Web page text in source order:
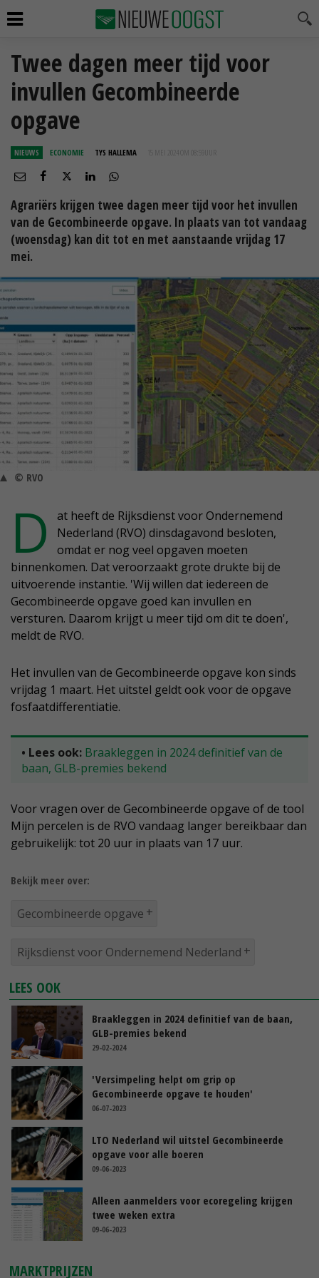
Twee dagen meer tijd voor
invullen Gecombineerde
opgave
NIEUWS ECONOMIE TYS HALLEMA 15 MEI 2024 OM 08:59
Agrariërs krijgen twee dagen meer tijd voor het invullen
van de Gecombineerde opgave. In plaats van tot vandaag
(woensdag) kan dit tot en met aanstaande vrijdag 17
mei.
© RVO
D
at heeft de Rijksdienst voor Ondernemend
Nederland (RVO) dinsdagavond besloten,
omdat er nog veel opgaven moeten
binnenkomen. Dat veroorzaakt grote drukte bij de
uitvoerende instantie. 'Wij willen dat iedereen de
Gecombineerde opgave goed kan invullen en
versturen. Daarom krijgt u meer tijd om dit te doen',
meldt de RVO.
Het invullen van de Gecombineerde opgave kon sinds
vrijdag 1 maart. Het uitstel geldt ook voor de opgave
fosfaatdifferentiatie.
• Lees ook: Braakleggen in 2024 definitief van de
baan, GLB-premies bekend
Voor vragen over de Gecombineerde opgave of de tool
Mijn percelen is de RVO vandaag langer bereikbaar dan
gebruikelijk: tot 20 uur in plaats van 17 uur.
Bekijk meer over:
Gecombineerde opgave
Rijksdienst voor Ondernemend Nederland
LEES OOK
Braakleggen in 2024 definitief van de baan,
GLB-premies bekend
29-02-2024
'Versimpeling helpt om grip op
Gecombineerde opgave te houden'
06-07-2023
LTO Nederland wil uitstel Gecombineerde
opgave voor alle boeren
09-06-2023
Alleen aanmelders voor ecoregeling krijgen
twee weken extra
09-06-2023
MARKTPRIJZEN